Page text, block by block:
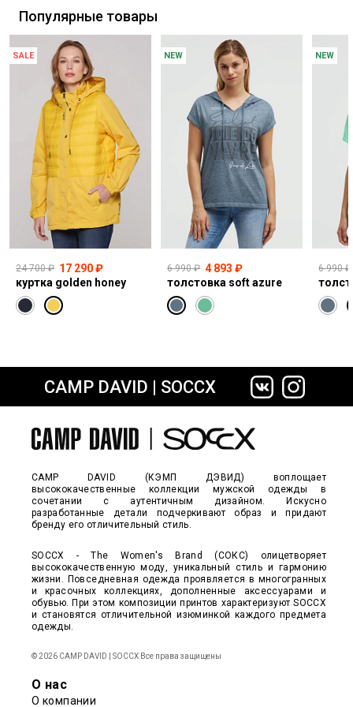
сайте СДЭК
Популярные товары
SALE
24 700 ₽ 17 290 ₽
куртка golden honey
NEW
6 990 ₽ 4 893 ₽
толстовка soft azure
NEW
6 990 ₽
CAMP DAVID | SOCCX
CAMP DAVID (КЭМП ДЭВИД) воплощает
высококачественные коллекции мужской одежды в
сочетании с аутентичным дизайном. Искусно
разработанные детали подчеркивают образ и придают
бренду его отличительный стиль.
SOCCX - The Women's Brand (СОКС) олицетворяет
высококачественную моду, уникальный стиль и гармонию
жизни. Повседневная одежда проявляется в многогранных
и красочных коллекциях, дополненные аксессуарами и
обувью. При этом композиции принтов характеризуют SOCCX
и становятся отличительной изюминкой каждого предмета
одежды.
© 2026 CAMP DAVID | SOCCX Все права защищены
О нас
О компании